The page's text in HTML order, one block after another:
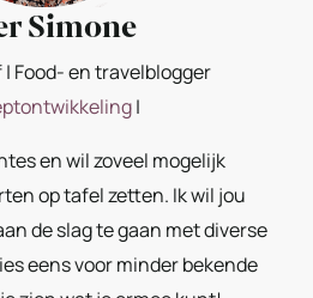
Simone
Food- en travelblogger
|
en wil zoveel mogelijk
op tafel zetten. Ik wil jou
de slag te gaan met diverse
eens voor minder bekende